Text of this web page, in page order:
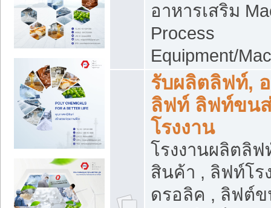
อาหารเสริม
Process
Equipment/
รับผลิตลิฟท์,
ลิฟท์ ลิฟท์ขน
โรงงาน
โรงงานผลิตลิ
สินค้า , ลิฟท์โร
ดรอลิค , ลิฟต์